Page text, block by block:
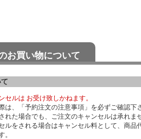
お買い物について
セルは お受け致しかねます。
は、「予約注文の注意事項」を必ずご確認下
れた場合でも、ご注文のキャンセルは承れま
ルをされる場合はキャンセル料として、商品
。